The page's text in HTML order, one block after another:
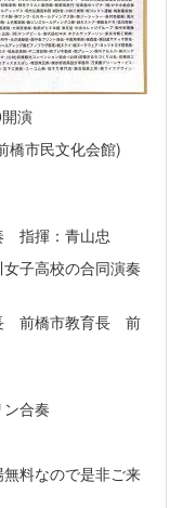
演
民文化会館)
指揮：青山忠
高校の合同演奏
前橋市教育長 前
合奏
料なので是非ご来